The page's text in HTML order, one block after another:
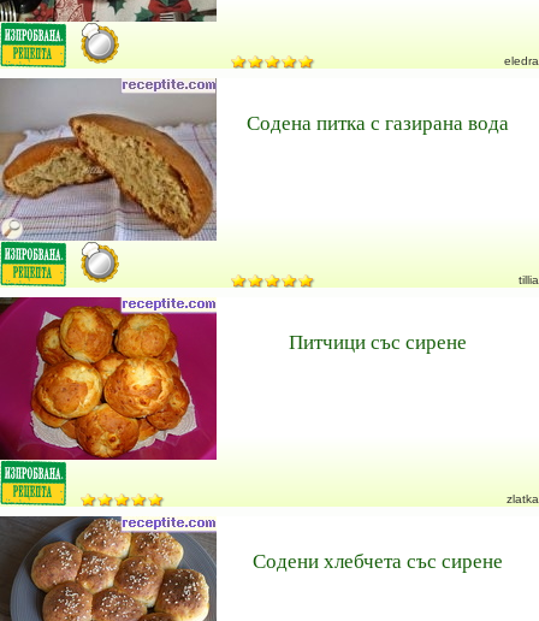
eledra
Содена питка с газирана вода
tillia
Питчици със сирене
zlatka
Содени хлебчета със сирене